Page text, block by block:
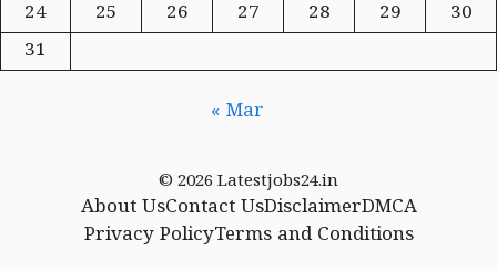
24
25 26 27 28 29
30
31
« Mar
© 2026 Latestjobs24.in
About UsContact UsDisclaimerDMCA
Privacy PolicyTerms and Conditions